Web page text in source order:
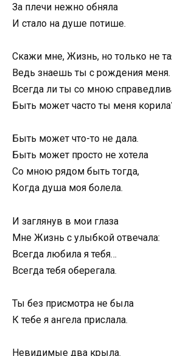
За плечи нежно обняла
И стало на душе потише.
Скажи мне, Жизнь, но только не
Ведь знаешь ты с рождения меня.
Всегда ли ты со мною
Быть может часто ты меня
Быть может что-то не дала.
Быть может просто не хотела
Со мною рядом быть тогда,
Когда душа моя болела.
И заглянув в мои глаза
Мне Жизнь с улыбкой отвечала:
Всегда любила я тебя…
Всегда тебя оберегала.
Ты без присмотра не была
К тебе я ангела прислала.
Невидимые два крыла.